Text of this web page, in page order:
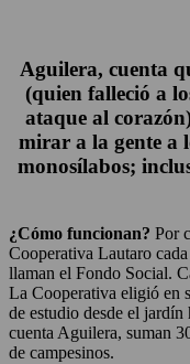
Aguilera, cuenta
(quien falleció a
ataque al
mirar a la gente a
monosílabos;
¿Cómo funcionan? Por
Cooperativa Lautaro
llaman el Fondo Social.
La Cooperativa eligió en
de estudio desde el
cuenta Aguilera, suman
de campesinos.